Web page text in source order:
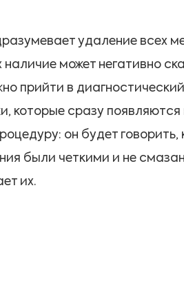
удаление всех
может негативно
прийти в
сразу
он будет говорить,
были четкими и не
их.